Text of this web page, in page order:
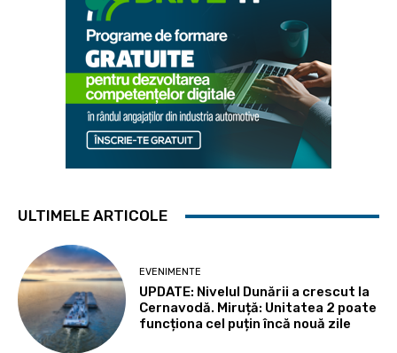
ULTIMELE ARTICOLE
EVENIMENTE
UPDATE: Nivelul Dunării a crescut la
Cernavodă. Miruță: Unitatea 2 poate
funcționa cel puțin încă nouă zile